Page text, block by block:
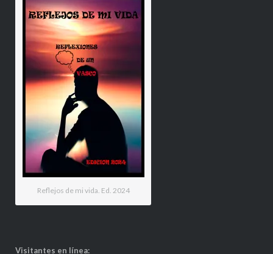
Reflejos de mi vida. Ed. 2024
Visitantes en línea: